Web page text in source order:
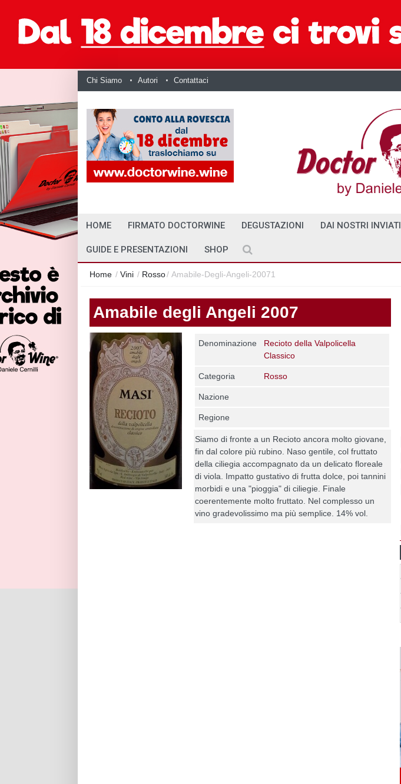
Chi Siamo Autori Contattaci
HOME FIRMATO DOCTORWINE DEGUSTAZIONI DAI NOSTRI INVIATI
GUIDE E PRESENTAZIONI SHOP
Home / Vini / Rosso/ Amabile-Degli-Angeli-20071
Amabile degli Angeli 2007
Denominazione
Recioto della Valpolicella
Classico
Categoria Rosso
Nazione
Regione
Siamo di fronte a un Recioto ancora molto giovane,
fin dal colore più rubino. Naso gentile, col fruttato
della ciliegia accompagnato da un delicato floreale
di viola. Impatto gustativo di frutta dolce, poi tannini
morbidi e una "pioggia" di ciliegie. Finale
coerentemente molto fruttato. Nel complesso un
vino gradevolissimo ma più semplice. 14% vol.